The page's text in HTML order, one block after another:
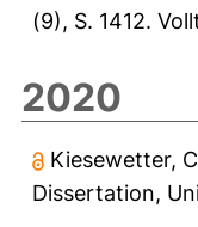
(9), S. 1412.
2020
Kiesewetter,
Dissertation,